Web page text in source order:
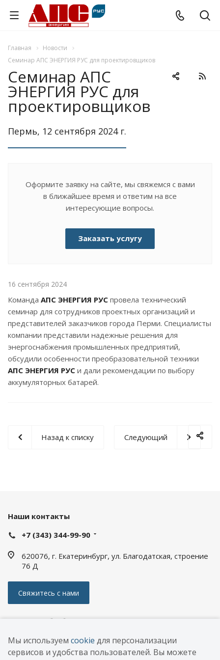
Мы используем cookie для персонализации
сервисов и удобства пользователей. Вы можете
Главная
Новости
Семинар АПС ЭНЕРГИЯ РУС для проектировщиков
Семинар АПС
ЭНЕРГИЯ РУС для
проектировщиков
Пермь, 12 сентября 2024 г.
Оформите заявку на сайте, мы свяжемся с вами
в ближайшее время и ответим на все
интересующие вопросы.
Заказать услугу
16 сентября 2024
Команда АПС ЭНЕРГИЯ РУС провела технический
семинар для сотрудников проектных организаций и
представителей заказчиков города Перми. Специалисты
компании представили надежные решения для
энергоснабжения промышленных предприятий,
обсудили особенности преобразовательной техники
АПС ЭНЕРГИЯ РУС и дали рекомендации по выбору
аккумуляторных батарей.
Назад к списку Следующий
© 2026 ООО «АПС ЭНЕРГИЯ РУС»
РАЗРАБОТКА
Наши контакты
+7 (343) 344-99-90
620076, г. Екатеринбург, ул. Благодатская, строение
76 Д
Свяжитесь с нами
Политика обработки персональных данных